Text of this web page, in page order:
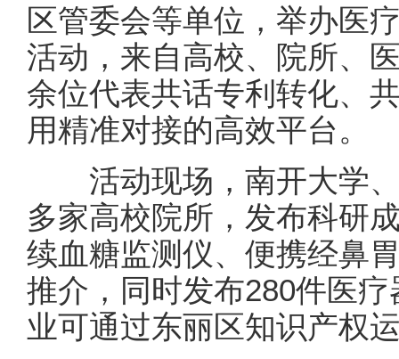
区管委会等单位，举办医
活动，来自高校、院所、
余位代表共话专利转化、
用精准对接的高效平台。
活动现场，南开大学
多家高校院所，发布科研
续血糖监测仪、便携经鼻
推介，同时发布280件医
业可通过东丽区知识产权